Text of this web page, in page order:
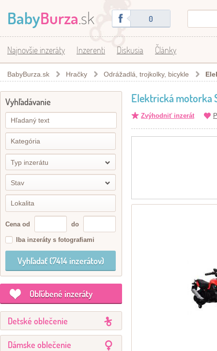
BabyBurza.sk 0
Najnovšie inzeráty Inzerenti Diskusia Články
BabyBurza.sk Hračky Odrážadlá, trojkolky, bicykle
Vyhľadávanie
Typ inzerátu
Stav
Cena od do
Iba inzeráty s fotografiami
Obľúbené inzeráty
Detské oblečenie
Dámske oblečenie
Elektrická motorka
Zvýhodniť inzerát